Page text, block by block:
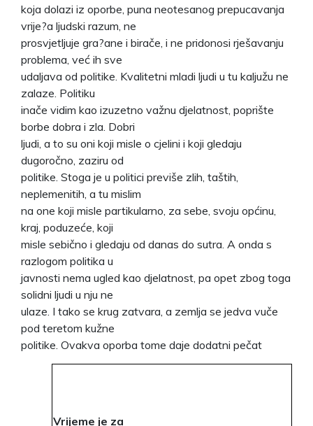
koja dolazi iz oporbe, puna neotesanog prepucavanja
vrije?a ljudski razum, ne
prosvjetljuje gra?ane i birače, i ne pridonosi rješavanju
problema, već ih sve
udaljava od politike. Kvalitetni mladi ljudi u tu kaljužu ne
zalaze. Politiku
inače vidim kao izuzetno važnu djelatnost, poprište
borbe dobra i zla. Dobri
ljudi, a to su oni koji misle o cjelini i koji gledaju
dugoročno, zaziru od
politike. Stoga je u politici previše zlih, taštih,
neplemenitih, a tu mislim
na one koji misle partikularno, za sebe, svoju općinu,
kraj, poduzeće, koji
misle sebično i gledaju od danas do sutra. A onda s
razlogom politika u
javnosti nema ugled kao djelatnost, pa opet zbog toga
solidni ljudi u nju ne
ulaze. I tako se krug zatvara, a zemlja se jedva vuče
pod teretom kužne
politike. Ovakva oporba tome daje dodatni pečat
Vrijeme je za